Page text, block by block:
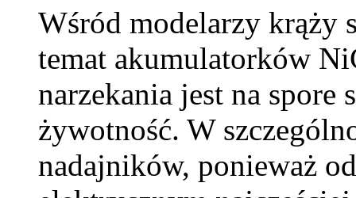
Wśród modelarzy krąży
temat akumulatorków
narzekania jest na spore
żywotność. W
nadajników, ponieważ